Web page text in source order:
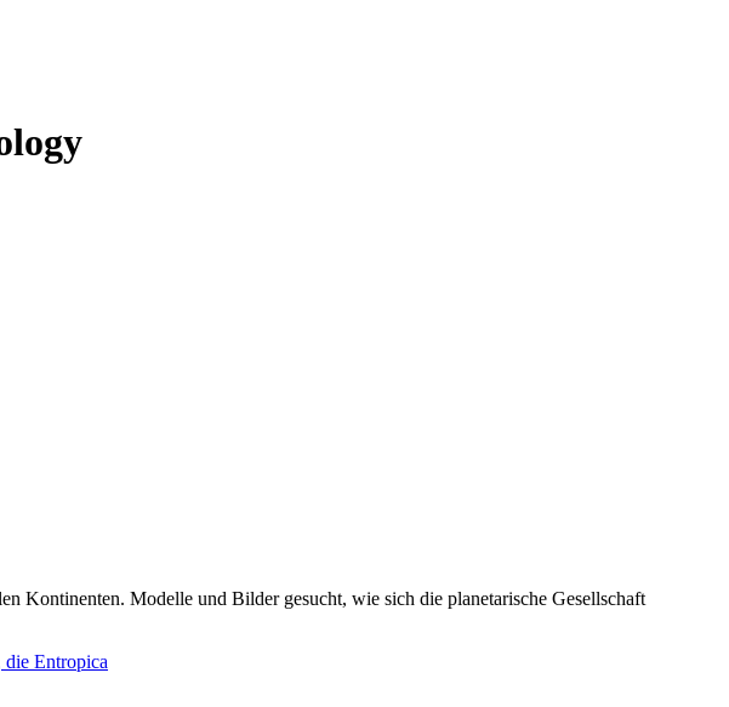
Kontinenten. Modelle und Bilder gesucht, wie sich die planetarische Gesellschaft
die Entropica